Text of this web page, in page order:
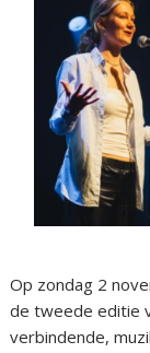
Op zondag 2
de tweede editie
verbindende,